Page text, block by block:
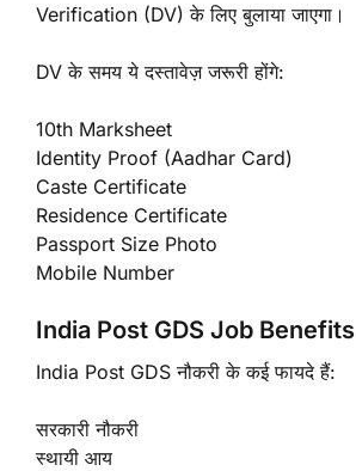
Verification (DV) के लिए बुलाया जाएगा।
DV के समय ये दस्तावेज़ जरूरी होंगे:
10th Marksheet
Identity Proof (Aadhar Card)
Caste Certificate
Residence Certificate
Passport Size Photo
Mobile Number
India Post GDS Job Benefits
India Post GDS नौकरी के कई फायदे हैं:
सरकारी नौकरी
स्थायी आय